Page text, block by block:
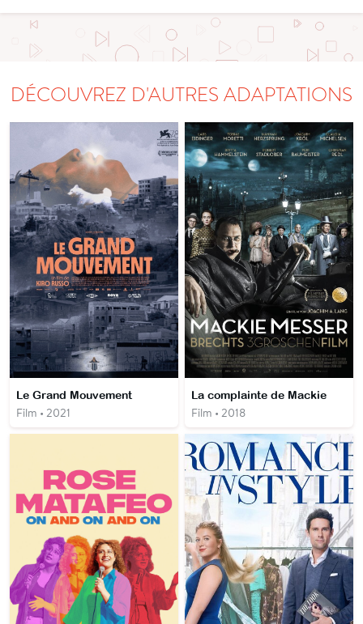
DÉCOUVREZ D'AUTRES ADAPTATIONS
Le Grand Mouvement
Film • 2021
La complainte de Mackie
Film • 2018